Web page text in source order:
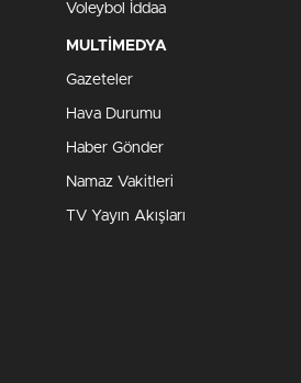
Voleybol İddaa
MULTİMEDYA
Gazeteler
Hava Durumu
Haber Gönder
Namaz Vakitleri
TV Yayın Akışları